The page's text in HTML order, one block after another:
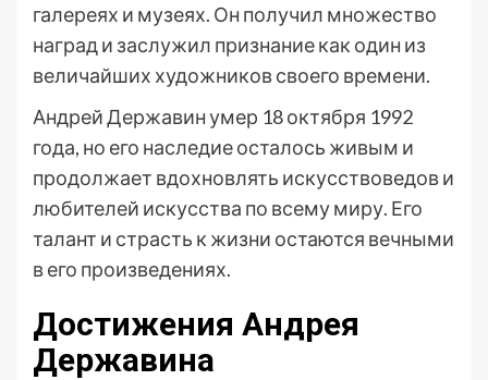
галереях и музеях. Он получил множество
наград и заслужил признание как один из
величайших художников своего времени.
Андрей Державин умер 18 октября 1992
года, но его наследие осталось живым и
продолжает вдохновлять искусствоведов и
любителей искусства по всему миру. Его
талант и страсть к жизни остаются вечными
в его произведениях.
Достижения Андрея
Державина